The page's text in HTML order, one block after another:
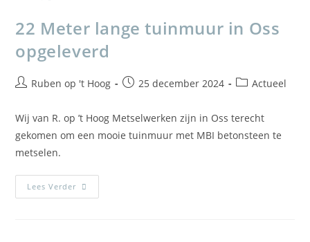
22 Meter lange tuinmuur in Oss
opgeleverd
Ruben op 't Hoog 25 december 2024 Actueel
Wij van R. op ’t Hoog Metselwerken zijn in Oss terecht
gekomen om een mooie tuinmuur met MBI betonsteen te
metselen.
Lees Verder